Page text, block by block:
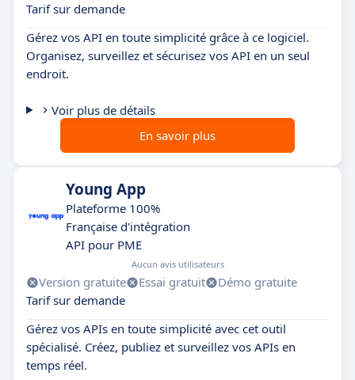
Tarif sur demande
Gérez vos API en toute simplicité grâce à ce logiciel.
Organisez, surveillez et sécurisez vos API en un seul
endroit.
Voir plus de détails
En savoir plus
Young App
Plateforme 100%
Française d'intégration
API pour PME
Aucun avis utilisateurs
Version gratuite Essai gratuit
Démo gratuite
Tarif sur demande
Gérez vos APIs en toute simplicité avec cet outil
spécialisé. Créez, publiez et surveillez vos APIs en
temps réel.